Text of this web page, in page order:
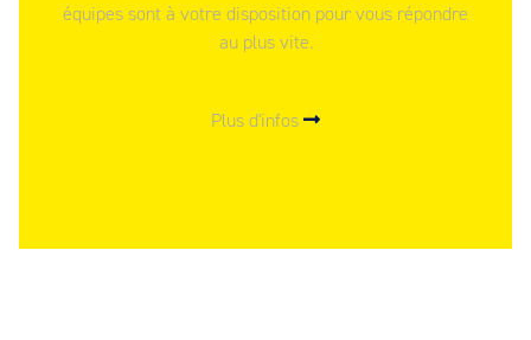
équipes sont à votre disposition pour vous répondre
au plus vite.
Plus d'infos